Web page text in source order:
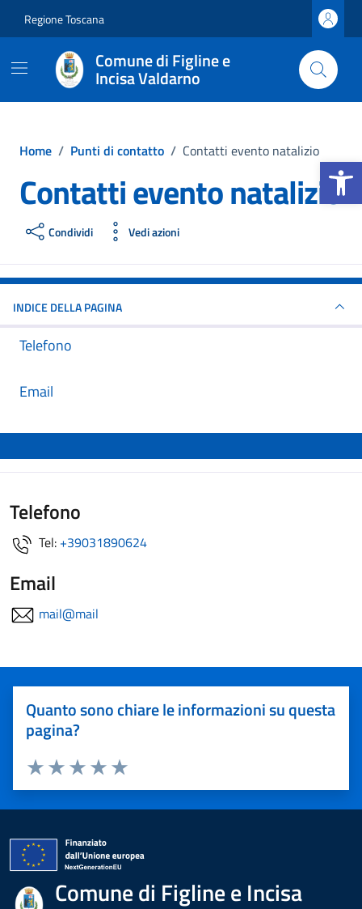
Apri la
Regione Toscana
Comune di Figline e
Incisa Valdarno
Home / Punti di contatto / Contatti evento natalizio
Contatti evento natalizio
Condividi Vedi azioni
INDICE DELLA PAGINA
Telefono
Email
Telefono
Tel: +39031890624
Email
mail@mail
Quanto sono chiare le informazioni su questa
pagina?
Valuta 5 stelle su 5
Valuta 4 stelle su 5
Valuta 3 stelle su 5
Valuta 2 stelle su 5
Valuta 1 stelle su 5
Comune di Figline e Incisa